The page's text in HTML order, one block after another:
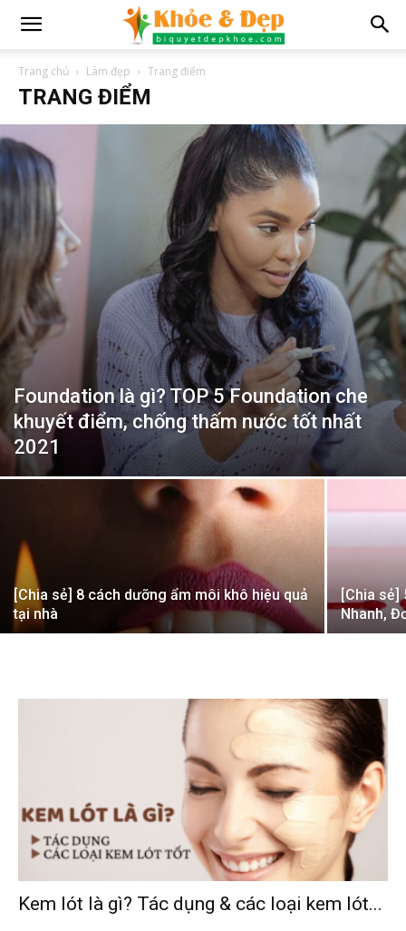
Trang chủ Làm đẹp Trang điểm
TRANG ĐIỂM
Foundation là gì? TOP 5 Foundation che
khuyết điểm, chống thấm nước tốt nhất
2021
[Chia sẻ] 8 cách dưỡng ẩm môi khô hiệu quả
tại nhà
[Chia sẻ]
Nhanh,
Kem lót là gì? Tác dụng & các loại kem lót...